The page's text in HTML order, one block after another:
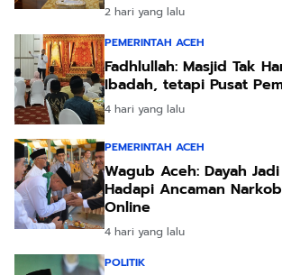
2 hari yang lalu
PEMERINTAH ACEH
Fadhlullah: Masjid Tak
Ibadah, tetapi Pusat
4 hari yang lalu
PEMERINTAH ACEH
Wagub Aceh: Dayah
Hadapi Ancaman
Online
4 hari yang lalu
POLITIK